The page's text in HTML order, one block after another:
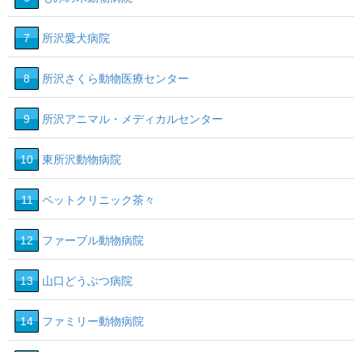
7 所沢愛犬病院
8 所沢さくら動物医療センター
9 所沢アニマル・メディカルセンター
10 東所沢動物病院
11 ペットクリニック茶々
12 ファーブル動物病院
13 山口どうぶつ病院
14 ファミリー動物病院